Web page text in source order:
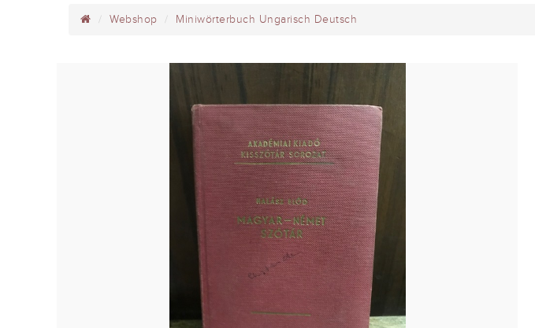
Webshop Miniwörterbuch Ungarisch Deutsch